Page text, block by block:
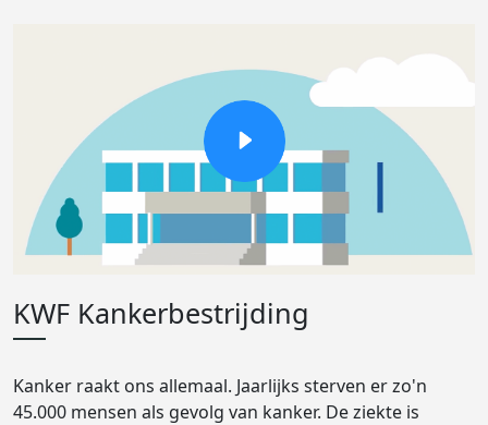
KWF Kankerbestrijding
Kanker raakt ons allemaal. Jaarlijks sterven er zo'n
45.000 mensen als gevolg van kanker. De ziekte is